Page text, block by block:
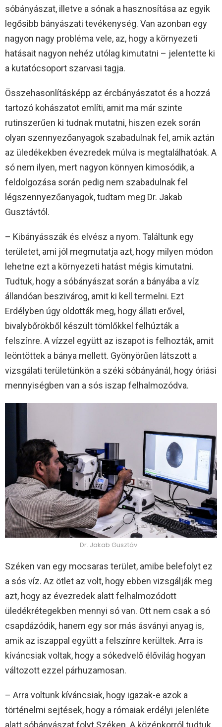
sóbányászat, illetve a sónak a hasznosítása az egyik
legősibb bányászati tevékenység. Van azonban egy
nagyon nagy probléma vele, az, hogy a környezeti
hatásait nagyon nehéz utólag kimutatni – jelentette ki
a kutatócsoport szarvasi tagja.
Összehasonlításképp az ércbányászatot és a hozzá
tartozó kohászatot említi, amit ma már szinte
rutinszerűen ki tudnak mutatni, hiszen ezek során
olyan szennyezőanyagok szabadulnak fel, amik aztán
az üledékekben évezredek múlva is megtalálhatóak. A
só nem ilyen, mert nagyon könnyen kimosódik, a
feldolgozása során pedig nem szabadulnak fel
légszennyezőanyagok, tudtam meg Dr. Jakab
Gusztávtól.
– Kibányásszák és elvész a nyom. Találtunk egy
területet, ami jól megmutatja azt, hogy milyen módon
lehetne ezt a környezeti hatást mégis kimutatni.
Tudtuk, hogy a sóbányászat során a bányába a víz
állandóan beszivárog, amit ki kell termelni. Ezt
Erdélyben úgy oldották meg, hogy állati erővel,
bivalybőrökből készült tömlőkkel felhúzták a
felszínre. A vízzel együtt az iszapot is felhozták, amit
leöntöttek a bánya mellett. Gyönyörűen látszott a
vizsgálati területünkön a széki sóbányánál, hogy óriási
mennyiségben van a sós iszap felhalmozódva.
Dr. Jakab Gusztáv
Széken van egy mocsaras terület, amibe belefolyt ez
a sós víz. Az ötlet az volt, hogy ebben vizsgálják meg
azt, hogy az évezredek alatt felhalmozódott
üledékrétegekben mennyi só van. Ott nem csak a só
csapdázódik, hanem egy sor más ásványi anyag is,
amik az iszappal együtt a felszínre kerültek. Arra is
kíváncsiak voltak, hogy a sókedvelő élővilág hogyan
változott ezzel párhuzamosan.
– Arra voltunk kíváncsiak, hogy igazak-e azok a
történelmi sejtések, hogy a rómaiak erdélyi jelenléte
alatt sóbányászat folyt Széken. A középkorról tudtuk,